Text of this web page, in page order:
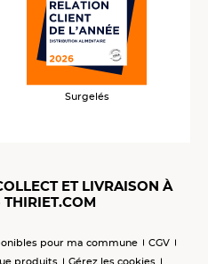
Surgelés
ET LIVRAISON À
pour ma commune
CGV
produits
Gérez les cookies